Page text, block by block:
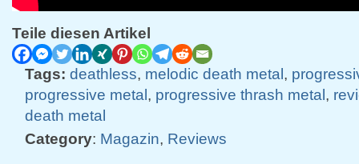
Teile diesen Artikel
Tags: deathless, melodic death metal ,
progressive metal , progressive thrash metal ,
death metal
Category: Magazin, Reviews